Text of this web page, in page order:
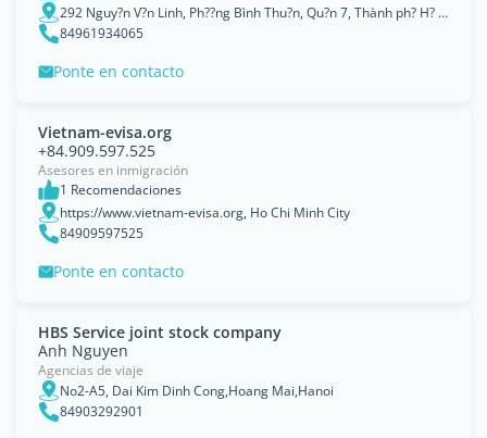
292 Nguy?n V?n Linh, Ph??ng Bình Thu?n, Qu?n 7, Thành ph? H? Chí Minh, Vi?t Nam., Ho Chi Minh City
84961934065
Ponte en contacto
Vietnam-evisa.org
+84.909.597.525
Asesores en inmigración
1 Recomendaciones
https://www.vietnam-evisa.org, Ho Chi Minh City
84909597525
Ponte en contacto
HBS Service joint stock company
Anh Nguyen
Agencias de viaje
No2-A5, Dai Kim Dinh Cong,Hoang Mai,Hanoi
84903292901